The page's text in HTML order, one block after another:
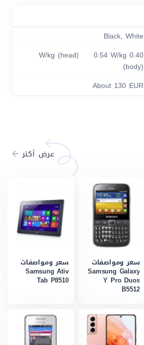
Black, White
0.40 W/kg (head) 0.54 W/kg
(body)
About 130 EUR
عرض أكتر
سعر ومواصفات
Samsung Galaxy
Y Pro Duos
B5512
سعر ومواصفات
Samsung Ativ
Tab P8510